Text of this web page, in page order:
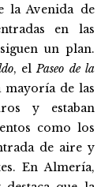
la Avenida de
en las
un plan.
, elPaseo de la
mayoría de las
y estaban
como los
de aire y
En Almería,